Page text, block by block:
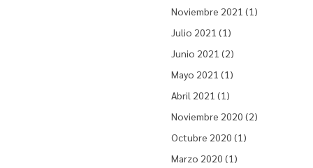
Noviembre 2021 (1)
Julio 2021 (1)
Junio 2021 (2)
Mayo 2021 (1)
Abril 2021 (1)
Noviembre 2020 (2)
Octubre 2020 (1)
Marzo 2020 (1)